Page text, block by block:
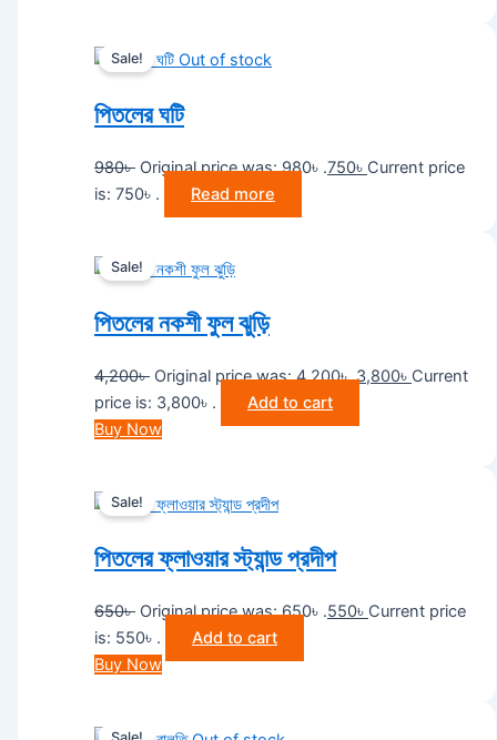
Out of stock
Sale!
পিতলের ঘটি
980৳ Original price was: 980৳ .750৳ Current price
is: 750৳ .
Read more
Sale!
পিতলের নকশী ফুল ঝুড়ি
4,200৳ Original price was: 4,200৳ .3,800৳ Current
price is: 3,800৳ .
Add to cart
Buy Now
Sale!
পিতলের ফ্লাওয়ার স্ট্যান্ড প্রদীপ
650৳ Original price was: 650৳ .550৳ Current price
is: 550৳ .
Add to cart
Buy Now